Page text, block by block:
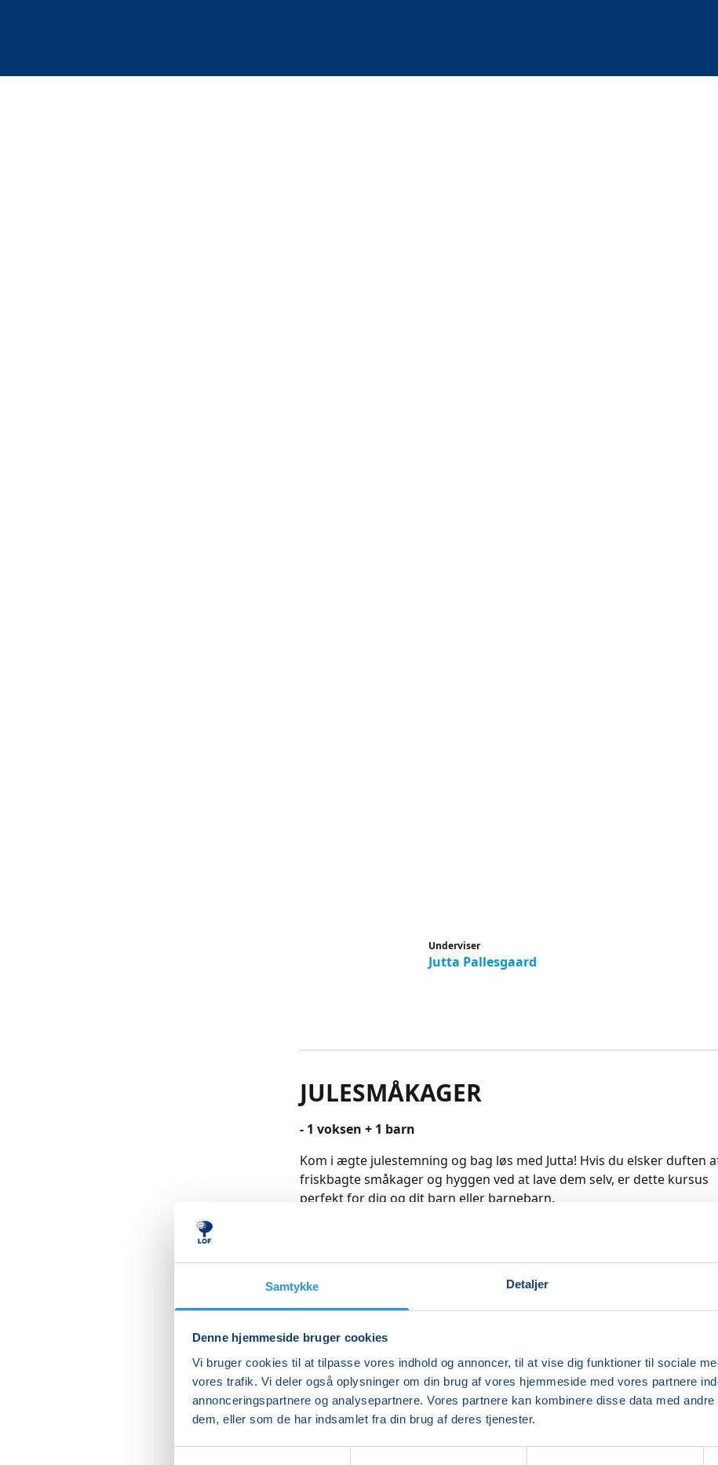
Samtykke Detaljer
Denne hjemmeside bruger cookies
Vi bruger cookies til at tilpasse vores indhold og annoncer, til at vise dig funktioner til sociale
vores trafik. Vi deler også oplysninger om din brug af vores hjemmeside med vores partnere
annonceringspartnere og analysepartnere. Vores partnere kan kombinere disse data med
dem, eller som de har indsamlet fra din brug af deres tjenester.
Underviser
Jutta Pallesgaard
JULESMÅKAGER
- 1 voksen + 1 barn
Kom i ægte julestemning og bag løs med Jutta! Hvis du elsker duften
friskbagte småkager og hyggen ved at lave dem selv, er dette kursus
perfekt for dig og dit barn eller barnebarn.
gode minder, mens I fylder posen med julens bedste bagværk.
Prisen dækker én voksen og ét barn. (8 - 14 år) - Tilmelding i den
navn. Hvis du kommer med to børn tilmelder du barn nr. 2 i barnets
(pris 70 kr.)
Læs mere
Indlæser frie pladser...